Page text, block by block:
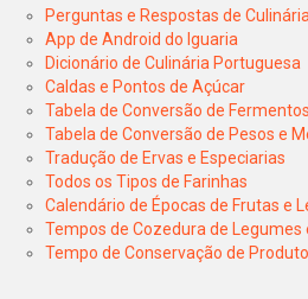
Perguntas e Respostas de Culinária
App de Android do Iguaria
Dicionário de Culinária Portuguesa
Caldas e Pontos de Açúcar
Tabela de Conversão de Fermentos
Tabela de Conversão de Pesos e
Tradução de Ervas e Especiarias
Todos os Tipos de Farinhas
Calendário de Épocas de Frutas e
Tempos de Cozedura de Legumes
Tempo de Conservação de